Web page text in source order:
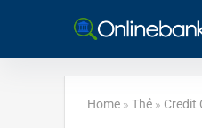
Home » Thẻ » Credit